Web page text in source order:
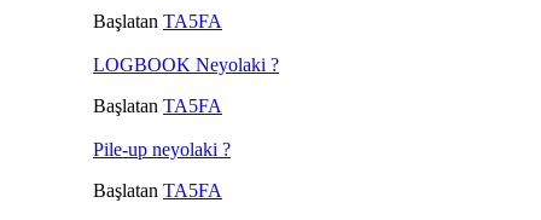
Başlatan TA5FA
LOGBOOK Neyolaki ?
Başlatan TA5FA
Pile-up neyolaki ?
Başlatan TA5FA